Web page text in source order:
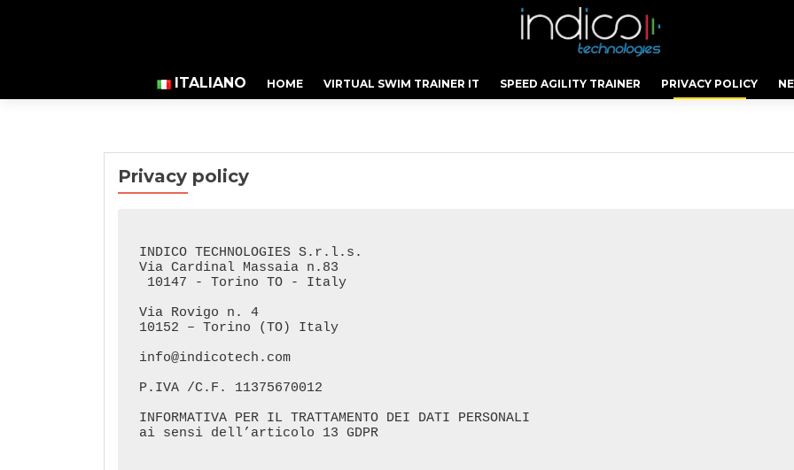
ITALIANO HOME VIRTUAL SWIM TRAINER IT SPEED AGILITY TRAINER PRIVACY POLICY
Privacy policy
INDICO TECHNOLOGIES S.r.l.s.
Via Cardinal Massaia n.83
Via Rovigo n. 4
10152 – Torino (TO) Italy
info@indicotech.com
P.IVA /C.F. 11375670012
INFORMATIVA PER IL TRATTAMENTO DEI DATI PERSONALI
ai sensi dell’articolo 13 GDPR